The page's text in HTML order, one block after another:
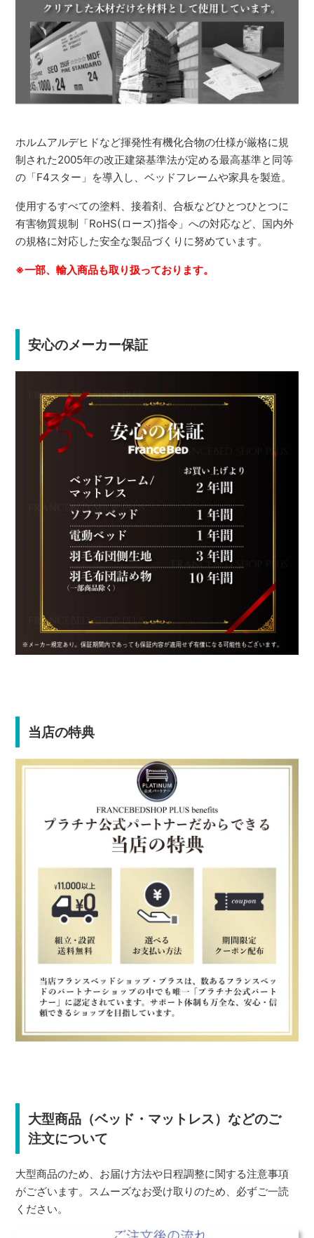
ホルムアルデヒドなど揮発性有機化合物の仕様が厳格に規
制された2005年の改正建築基準法が定める最高基準と同等
の「F4スター」を導入し、ベッドフレームや家具を製造。
使用するすべての塗料、接着剤、合板などひとつひとつに
有害物質規制「RoHS(ローズ)指令」への対応など、国内外
の規格に対応した安全な製品づくりに努めています。
※一部、輸入商品も取り扱っております。
安心のメーカー保証
当店の特典
大型商品（ベッド・マットレス）などのご
注文について
大型商品のため、お届け方法や日程調整に関する注意事項
がございます。スムーズなお受け取りのため、必ずご一読
ください。